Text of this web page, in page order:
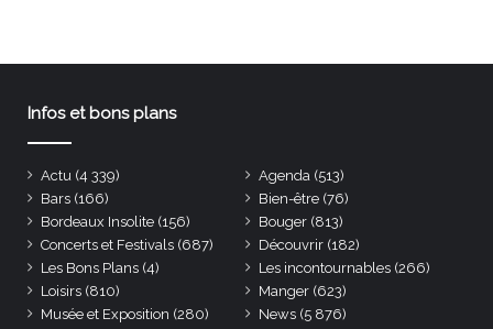
Infos et bons plans
Actu (4 339) Agenda (513)
Bars (166) Bien-être (76)
Bordeaux Insolite (156) Bouger (813)
Concerts et Festivals (687) Découvrir (182)
Les Bons Plans (4) Les incontournables (266)
Loisirs (810) Manger (623)
Musée et Exposition (280) News (5 876)